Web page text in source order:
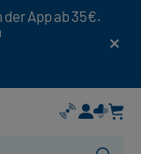
App ab 35€.